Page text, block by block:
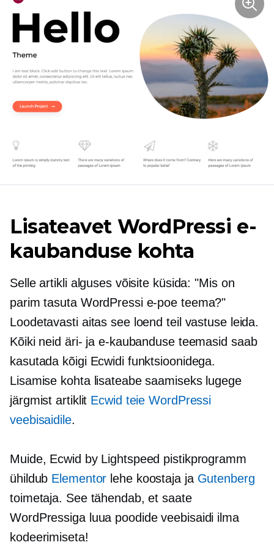
Lisateavet WordPressi e-
kaubanduse kohta
Selle artikli alguses võisite küsida: "Mis on
parim tasuta WordPressi e-poe teema?"
Loodetavasti aitas see loend teil vastuse leida.
Kõiki neid äri- ja e-kaubanduse teemasid saab
kasutada kõigi Ecwidi funktsioonidega.
Lisamise kohta lisateabe saamiseks lugege
järgmist artiklit Ecwid teie WordPressi
veebisaidile.
Muide, Ecwid by Lightspeed pistikprogramm
ühildub Elementor lehe koostaja ja Gutenberg
toimetaja. See tähendab, et saate
WordPressiga luua poodide veebisaidi ilma
kodeerimiseta!